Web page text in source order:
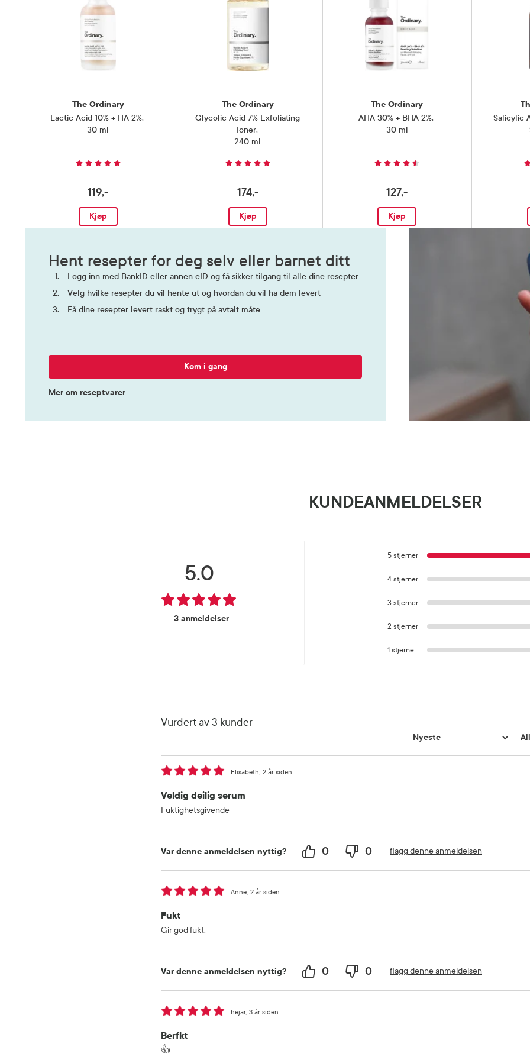
The Ordinary
Lactic Acid 10% + HA 2%,
30 ml
119,-
Kjøp
The Ordinary
Glycolic Acid 7% Exfoliating
Toner,
240 ml
174,-
Kjøp
The Ordinary
AHA 30% + BHA 2%,
30 ml
127,-
Kjøp
Salicylic
Hent resepter for deg selv eller barnet ditt
Logg inn med BankID eller annen eID og få sikker tilgang til alle dine resepter
Velg hvilke resepter du vil hente ut og hvordan du vil ha dem levert
Få dine resepter levert raskt og trygt på avtalt måte
Kom i gang
Mer om reseptvarer
KUNDEANMELDELSER
5.0
3 anmeldelser
5 stjerner
4 stjerner
3 stjerner
2 stjerner
1 stjerne
Vurdert av 3 kunder
Veldig deilig serum
2 år siden
Elisabeth
Fuktighetsgivende
Var denne anmeldelsen nyttig? 0 0 flagg denne anmeldelsen
Fukt
2 år siden
Anne
Gir god fukt.
Var denne anmeldelsen nyttig? 0 0 flagg denne anmeldelsen
Berfkt
3 år siden
hejar
👍